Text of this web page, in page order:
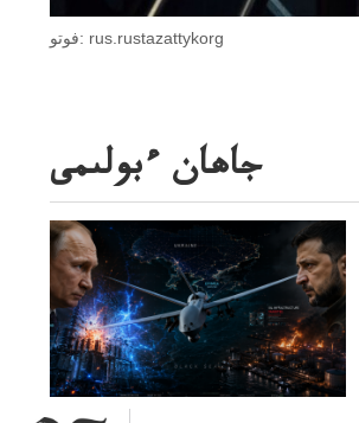
فوتو: rus.rustazattykorg
جاھان ءبولىمى